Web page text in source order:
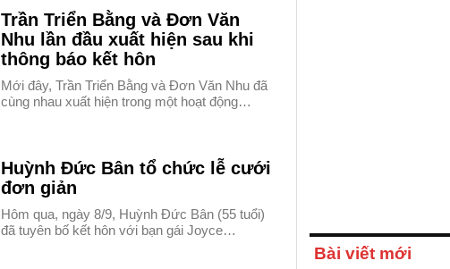
Trần Triển Bằng và Đơn Văn
Nhu lần đầu xuất hiện sau khi
thông báo kết hôn
Mới đây, Trần Triển Bằng và Đơn Văn Nhu đã
cùng nhau xuất hiện trong một hoạt động…
Huỳnh Đức Bân tổ chức lễ cưới
đơn giản
Hôm qua, ngày 8/9, Huỳnh Đức Bân (55 tuổi)
đã tuyên bố kết hôn với bạn gái Joyce…
Bài viết mới